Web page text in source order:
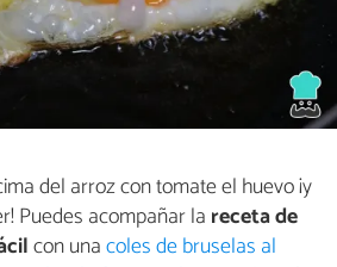
del arroz con tomate el huevo ¡y
Puedes acompañar la receta de
con unacoles de bruselas al